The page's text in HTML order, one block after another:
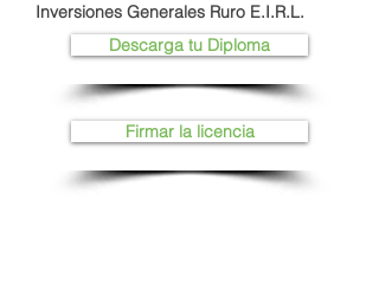
Inversiones Generales Ruro E.I.R.L.
Descarga tu Diploma
Firmar la licencia